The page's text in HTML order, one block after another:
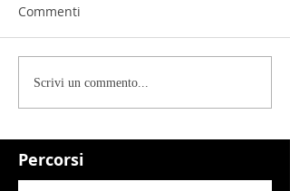
Percorsi
Commenti
Scrivi un commento...